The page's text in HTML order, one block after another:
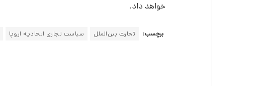
خواهد داد.
برچسب: تجارت بین‌الملل سیاست تجاری اتحادیه اروپا